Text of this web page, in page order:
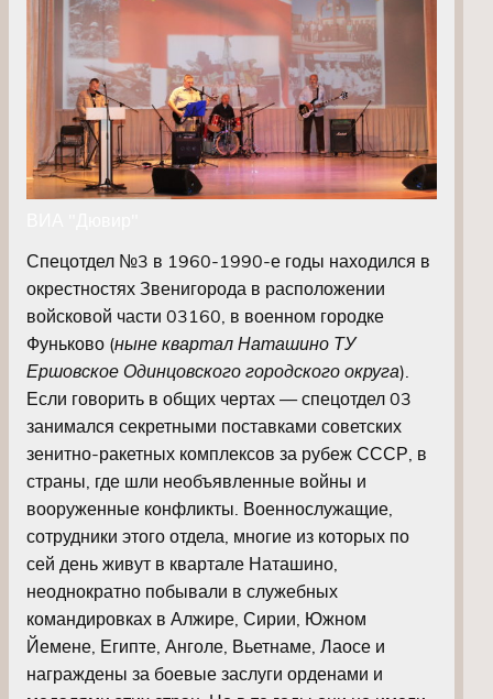
Спецотдел №3 в 1960-1990-е годы находился в
окрестностях Звенигорода в расположении
войсковой части 03160, в военном городке
Фуньково (ныне квартал Наташино ТУ
Ершовское Одинцовского городского округа).
Если говорить в общих чертах — спецотдел 03
занимался секретными поставками советских
зенитно-ракетных комплексов за рубеж СССР, в
страны, где шли необъявленные войны и
вооруженные конфликты. Военнослужащие,
сотрудники этого отдела, многие из которых по
сей день живут в квартале Наташино,
неоднократно побывали в служебных
командировках в Алжире, Сирии, Южном
Йемене, Египте, Анголе, Вьетнаме, Лаосе и
награждены за боевые заслуги орденами и